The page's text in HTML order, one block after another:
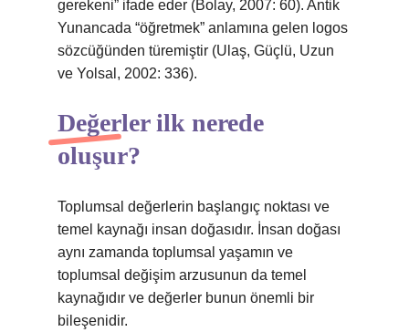
gerekeni” ifade eder (Bolay, 2007: 60). Antik
Yunancada “öğretmek” anlamına gelen logos
sözcüğünden türemiştir (Ulaş, Güçlü, Uzun
ve Yolsal, 2002: 336).
Değerler ilk nerede
oluşur?
Toplumsal değerlerin başlangıç ​​noktası ve
temel kaynağı insan doğasıdır. İnsan doğası
aynı zamanda toplumsal yaşamın ve
toplumsal değişim arzusunun da temel
kaynağıdır ve değerler bunun önemli bir
bileşenidir.